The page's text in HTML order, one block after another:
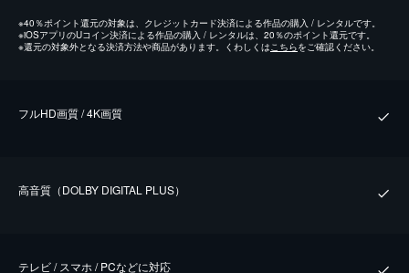
※40％ポイント還元の対象は、クレジットカード決済による作品の購入 / レンタルです。
※iOSアプリのUコイン決済による作品の購入 / レンタルは、20％のポイント還元です。
※還元の対象外となる決済方法や商品があります。くわしくはこちらをご確認ください。
フルHD画質 / 4K画質
⾼⾳質（DOLBY DIGITAL PLUS）
テレビ / スマホ / PCなどに対応